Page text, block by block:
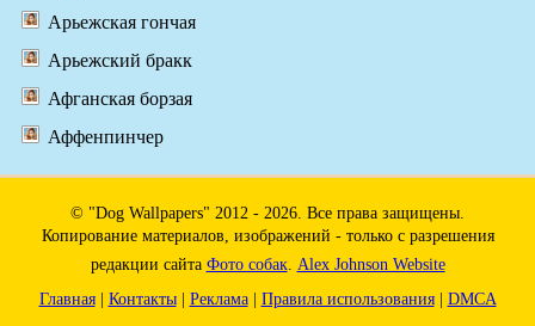
Арьежская гончая
Арьежский бракк
Афганская борзая
Аффенпинчер
© "Dog Wallpapers" 2012 - 2026. Все права защищены.
Копирование материалов, изображений - только с разрешения
редакции сайта Фото собак. Alex Johnson Website
Главная| Контакты| Реклама| Правила использования| DMCA